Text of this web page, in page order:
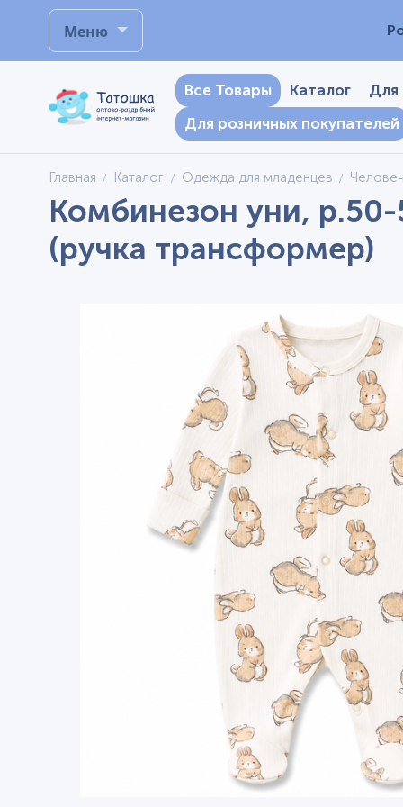
Меню
Все Товары Каталог
Для
Для розничных покупателей
Главная Каталог Одежда для младенцев
Комбинезон уни,
(ручка трансформер)